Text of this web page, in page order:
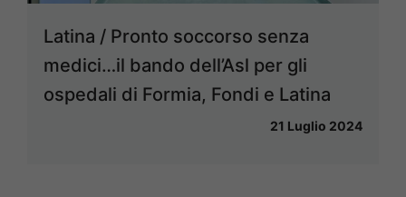
Latina / Pronto soccorso senza
medici…il bando dell’Asl per gli
ospedali di Formia, Fondi e Latina
21 Luglio 2024